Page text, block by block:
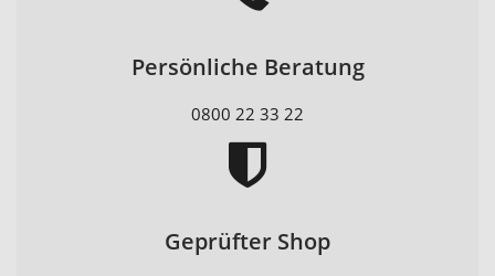
Persönliche Beratung
0800 22 33 22
Geprüfter Shop